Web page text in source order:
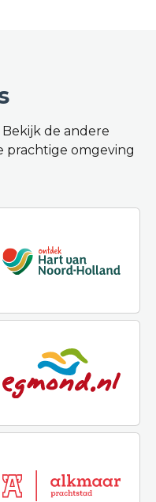
de andere
prachtige omgeving